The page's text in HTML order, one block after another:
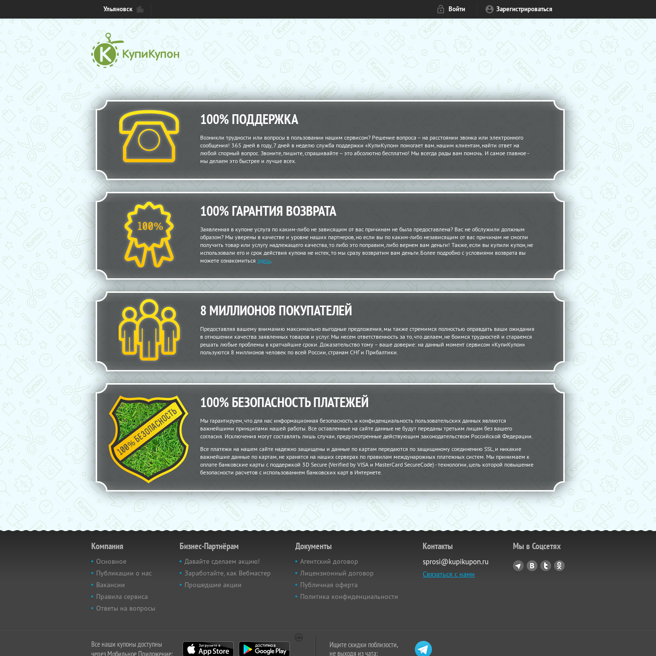
Ульяновск Войти Зарегистрироваться
100% ПОДДЕРЖКА
Возникли трудности или вопросы в пользовании нашим сервисом? Решение вопроса – на расстоянии звонка или электронного
сообщения! 365 дней в году, 7 дней в неделю служба поддержки «КупиКупон» помогает вам, нашим клиентам, найти ответ на
любой спорный вопрос. Звоните, пишите, спрашивайте – это абсолютно бесплатно! Мы всегда рады вам помочь. И самое главное -
мы делаем это быстрее и лучше всех.
100% ГАРАНТИЯ ВОЗВРАТА
Заявленная в купоне услуга по каким-либо не зависящим от вас причинам не была предоставлена? Вас не обслужили должным
образом? Мы уверены в качестве и уровне наших партнеров, но если вы по каким-либо независящим от вас причинам не смогли
получить товар или услугу надлежащего качества, то либо это поправим, либо вернем вам деньги! Также, если вы купили купон, не
использовали его и срок действия купона не истек, то мы сразу возвратим вам деньги.Более подробно с условиями возврата вы
можете ознакомиться здесь.
8 МИЛЛИОНОВ ПОКУПАТЕЛЕЙ
Предоставляя вашему вниманию максимально выгодные предложения, мы также стремимся полностью оправдать ваши ожидания
в отношении качества заявленных товаров и услуг. Мы несем ответственность за то, что делаем, не боимся трудностей и стараемся
решать любые проблемы в кратчайшие сроки. Доказательство тому – ваше доверие: на данный момент сервисом «КупиКупон»
пользуются 8 миллионов человек по всей России, странам СНГ и Прибалтики.
100% БЕЗОПАСНОСТЬ ПЛАТЕЖЕЙ
Мы гарантируем, что для нас информационная безопасность и конфиденциальность пользовательских данных являются
важнейшими принципами нашей работы. Все оставленные на сайте данные не будут переданы третьим лицам без вашего
согласия. Исключения могут составлять лишь случаи, предусмотренные действующим законодательством Российской Федерации.
Все платежи на нашем сайте надежно защищены и данные по картам передаются по защищнному соединению SSL, и никакие
важнейшие данные по картам, не хранятся на наших серверах по правилам междунарожных платежных систем. Мы принимаем к
оплате банковские карты с поддержкой 3D Secure (Verified by VISA и MasterCard SecureCode) - технологии, цель которой повышение
безопасности расчетов с использованием банковских карт в Интернете.
Компания
Основное
Публикации о нас
Вакансии
Правила сервиса
Ответы на вопросы
Бизнес-Партнёрам
Давайте сделаем акцию!
Заработайте, как Вебмастер
Прошедшие акции
Документы
Агентский договор
Лицензионный договор
Публичная оферта
Политика конфиденциальности
Контакты
sprosi@kupikupon.ru
Связаться с нами
Мы в Соцсетях
Все наши купоны доступны
через Мобильное Приложение:
Ищите скидки поблизости,
не выходя из чата: